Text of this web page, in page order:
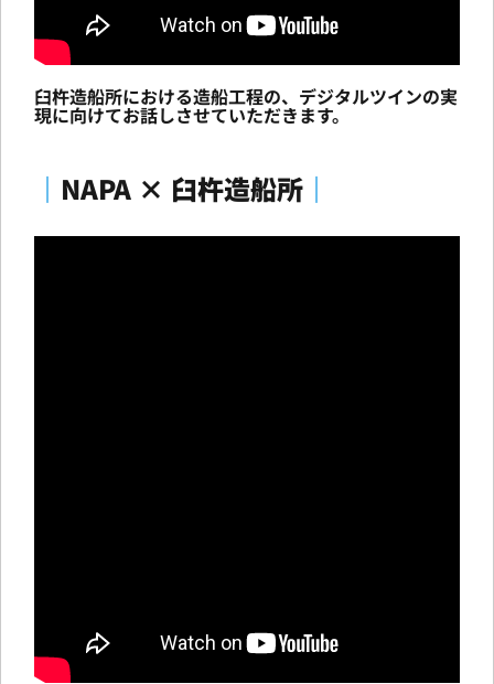
臼杵造船所における造船工程の、デジタルツインの実
現に向けてお話しさせていただきます。
｜ NAPA × 臼杵造船所 ｜